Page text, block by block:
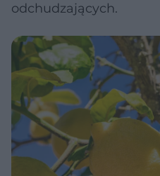
odchudzających.